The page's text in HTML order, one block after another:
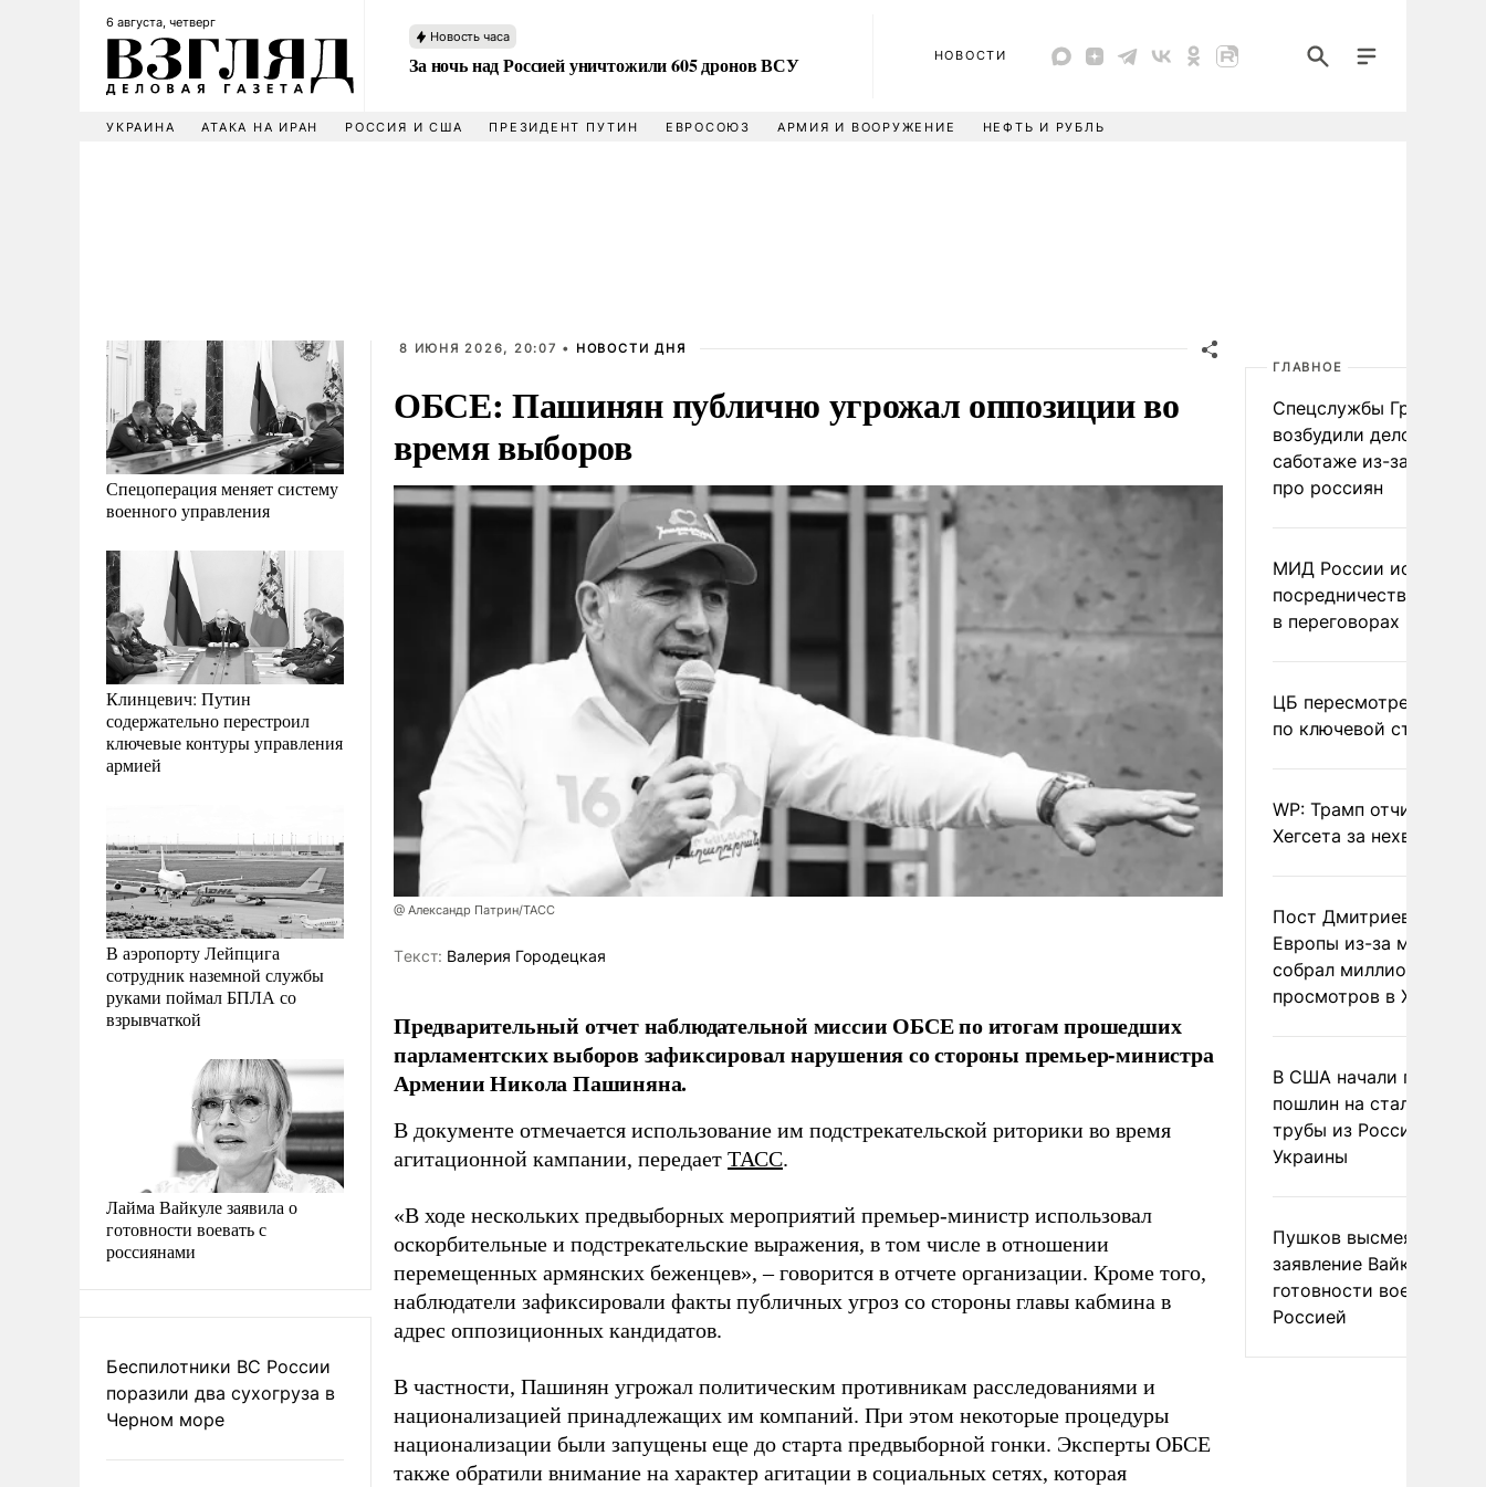
6 августа, четверг
Новость часа
За ночь над Россией уничтожили 605 дронов ВСУ НОВОСТИ
УКРАИНА АТАКА НА ИРАН РОССИЯ И США ПРЕЗИДЕНТ ПУТИН ЕВРОСОЮЗ АРМИЯ И ВООРУЖЕНИЕ НЕФТЬ И РУБЛЬ
Спецоперация меняет систему
военного управления
Клинцевич: Путин
содержательно перестроил
ключевые контуры управления
армией
В аэропорту Лейпцига
сотрудник наземной службы
руками поймал БПЛА со
взрывчаткой
Лайма Вайкуле заявила о
готовности воевать с
россиянами
Беспилотники ВС России
поразили два сухогруза в
Черном море
8 ИЮНЯ 2026, 20:07 • НОВОСТИ ДНЯ
ОБСЕ: Пашинян публично угрожал оппозиции во
время выборов
@ Александр Патрин/ТАСС
Tекст: Валерия Городецкая
Предварительный отчет наблюдательной миссии ОБСЕ по итогам прошедших
парламентских выборов зафиксировал нарушения со стороны премьер-министра
Армении Никола Пашиняна.
В документе отмечается использование им подстрекательской риторики во время
агитационной кампании, передает ТАСС.
«В ходе нескольких предвыборных мероприятий премьер-министр использовал
оскорбительные и подстрекательские выражения, в том числе в отношении
перемещенных армянских беженцев», – говорится в отчете организации. Кроме того,
наблюдатели зафиксировали факты публичных угроз со стороны главы кабмина в
адрес оппозиционных кандидатов.
В частности, Пашинян угрожал политическим противникам расследованиями и
национализацией принадлежащих им компаний. При этом некоторые процедуры
национализации были запущены еще до старта предвыборной гонки. Эксперты ОБСЕ
также обратили внимание на характер агитации в социальных сетях, которая
ГЛАВНОЕ
Спецслужбы Грузии
возбудили дело о
саботаже из-за фейков
про россиян
МИД России исключил
посредничество
в переговорах по
ЦБ пересмотрел
по ключевой ставке
WP: Трамп отчитал
Хегсета за нехватку
Пост Дмитриева о
Европы из-за
собрал миллион
просмотров в X
В США начали
пошлин на стальные
трубы из России и с
Украины
Пушков высмеял
заявление Вайкуле о
готовности воевать с
Россией